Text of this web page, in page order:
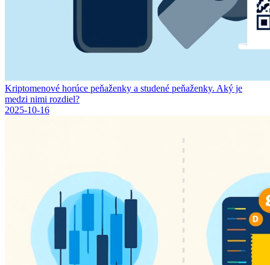
Kriptomenové horúce peňaženky a studené peňaženky. Aký je
medzi nimi rozdiel?
2025-10-16